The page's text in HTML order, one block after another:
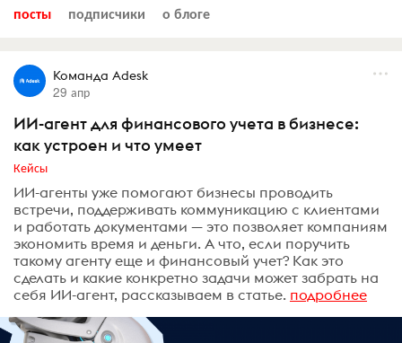
посты подписчики о блоге
Команда Adesk
29 апр
ИИ-агент для финансового учета в бизнесе:
как устроен и что умеет
Кейсы
ИИ-агенты уже помогают бизнесы проводить
встречи, поддерживать коммуникацию с клиентами
и работать документами — это позволяет компаниям
экономить время и деньги. А что, если поручить
такому агенту еще и финансовый учет? Как это
сделать и какие конкретно задачи может забрать на
себя ИИ-агент, рассказываем в статье. подробнее